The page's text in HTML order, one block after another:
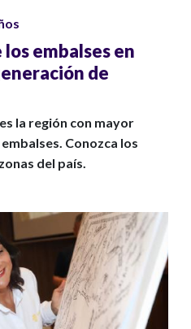
embalses en
de
la región con mayor
Conozca los
del país.